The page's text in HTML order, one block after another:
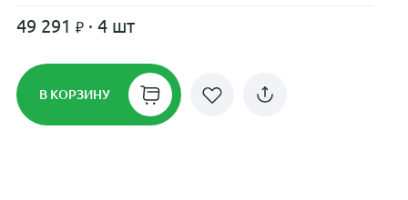
49 291 · 4 шт
В КОРЗИНУ